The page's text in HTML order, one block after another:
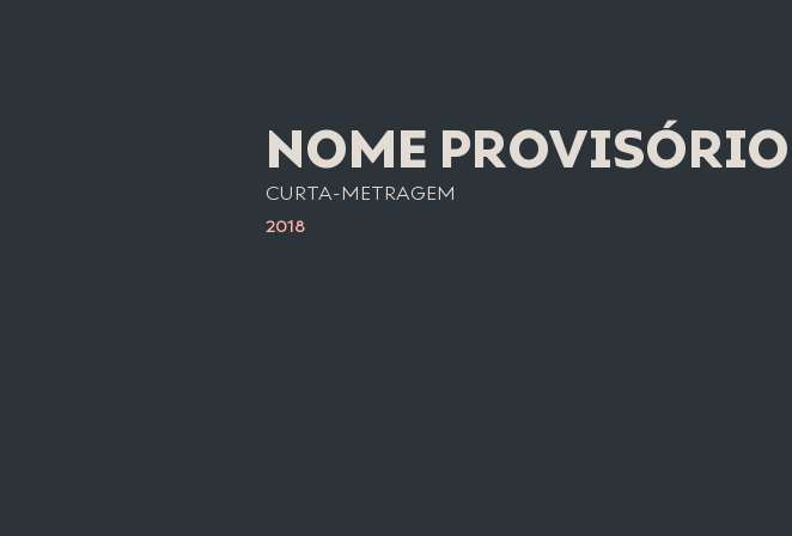
NOME PROVISÓRIO
CURTA-METRAGEM
2018